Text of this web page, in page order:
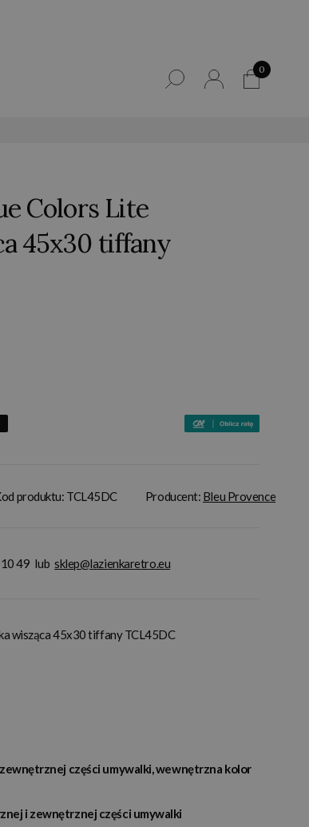
0
Colors Lite
45x30 tiffany
produktu: TCL45DC Producent: Bleu Provence
49 lub sklep@lazienkaretro.eu
wisząca 45x30 tiffany TCL45DC
części umywalki, wewnętrzna kolor
i zewnętrznej części umywalki